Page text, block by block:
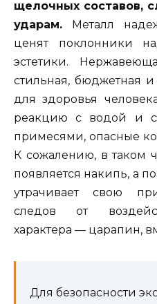
щелочных составов,
ударам. Металл
ценят поклонники
эстетики.
стильная, бюджетная
для здоровья
реакцию с водой и
примесями, опасные
К сожалению, в таком
появляется накипь, а
утрачивает свою
следов от
характера — царапин,
Для безопасности